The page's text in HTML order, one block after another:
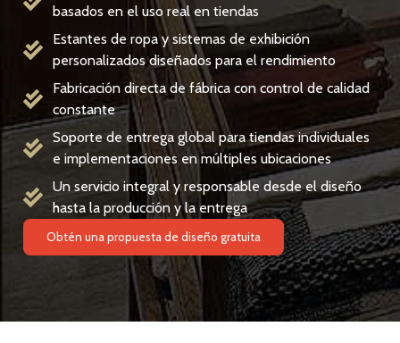
basados en el uso real en tiendas
Estantes de ropa y sistemas de exhibición
personalizados diseñados para el rendimiento
Fabricación directa de fábrica con control de calidad
constante
Soporte de entrega global para tiendas individuales
e implementaciones en múltiples ubicaciones
Un servicio integral y responsable desde el diseño
hasta la producción y la entrega
Obtén una propuesta de diseño gratuita